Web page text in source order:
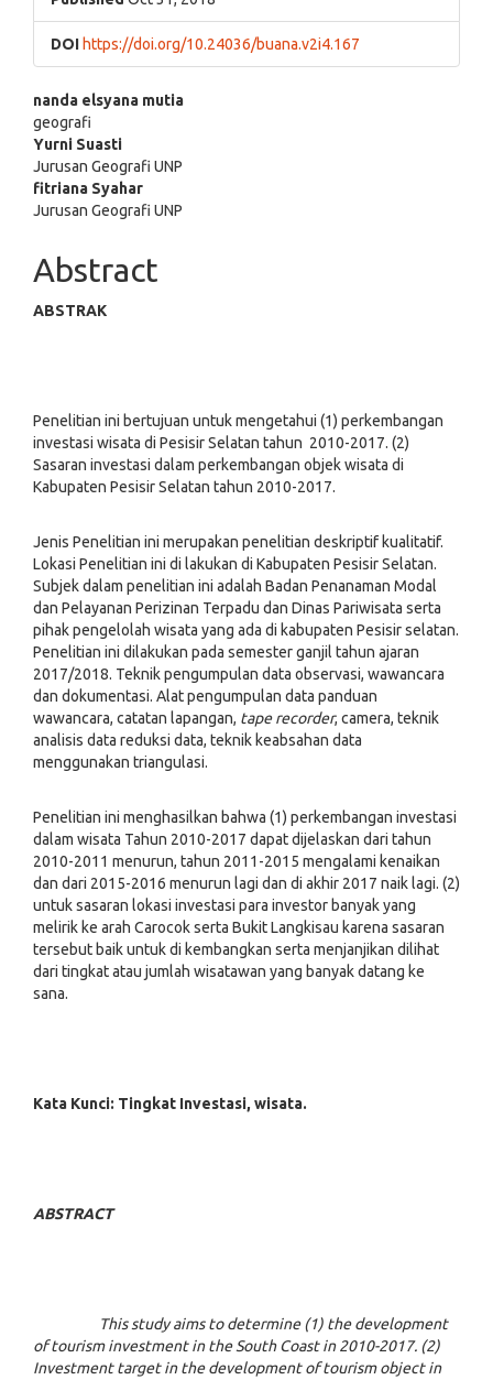
DOI https://doi.org/10.24036/buana.v2i4.167
Main
Article
Content
nanda elsyana mutia
geografi
Yurni Suasti
Jurusan Geografi UNP
fitriana Syahar
Jurusan Geografi UNP
Abstract
ABSTRAK
Penelitian ini bertujuan untuk mengetahui (1) perkembangan
investasi wisata di Pesisir Selatan tahun 2010-2017. (2)
Sasaran investasi dalam perkembangan objek wisata di
Kabupaten Pesisir Selatan tahun 2010-2017.
Jenis Penelitian ini merupakan penelitian deskriptif kualitatif.
Lokasi Penelitian ini di lakukan di Kabupaten Pesisir Selatan.
Subjek dalam penelitian ini adalah Badan Penanaman Modal
dan Pelayanan Perizinan Terpadu dan Dinas Pariwisata serta
pihak pengelolah wisata yang ada di kabupaten Pesisir selatan.
Penelitian ini dilakukan pada semester ganjil tahun ajaran
2017/2018. Teknik pengumpulan data observasi, wawancara
dan dokumentasi. Alat pengumpulan data panduan
wawancara, catatan lapangan, tape recorder, camera, teknik
analisis data reduksi data, teknik keabsahan data
menggunakan triangulasi.
Penelitian ini menghasilkan bahwa (1) perkembangan investasi
dalam wisata Tahun 2010-2017 dapat dijelaskan dari tahun
2010-2011 menurun, tahun 2011-2015 mengalami kenaikan
dan dari 2015-2016 menurun lagi dan di akhir 2017 naik lagi. (2)
untuk sasaran lokasi investasi para investor banyak yang
melirik ke arah Carocok serta Bukit Langkisau karena sasaran
tersebut baik untuk di kembangkan serta menjanjikan dilihat
dari tingkat atau jumlah wisatawan yang banyak datang ke
sana.
Kata Kunci: Tingkat Investasi, wisata.
ABSTRACT
This study aims to determine (1) the development
of tourism investment in the South Coast in 2010-2017. (2)
Investment target in the development of tourism object in